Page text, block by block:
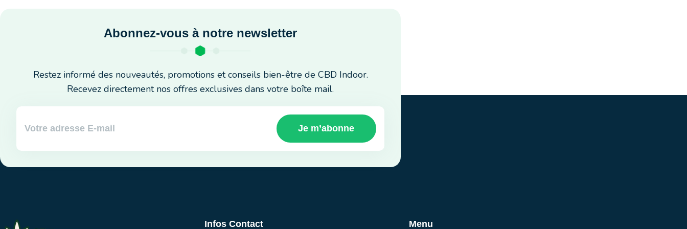
Abonnez-vous à notre newsletter
Restez informé des nouveautés, promotions et conseils bien-être de CBD Indoor.
Recevez directement nos offres exclusives dans votre boîte mail.
Je m’abonne
Infos Contact Menu